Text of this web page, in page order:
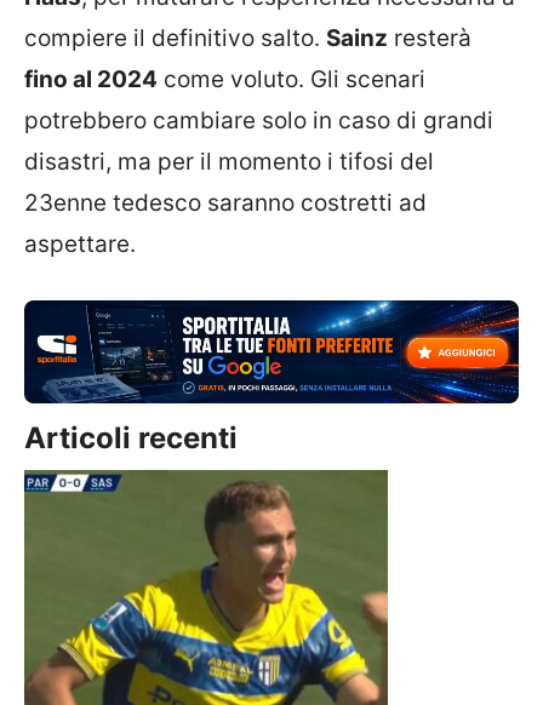
compiere il definitivo salto. Sainz resterà
fino al 2024 come voluto. Gli scenari
potrebbero cambiare solo in caso di grandi
disastri, ma per il momento i tifosi del
23enne tedesco saranno costretti ad
aspettare.
Articoli recenti